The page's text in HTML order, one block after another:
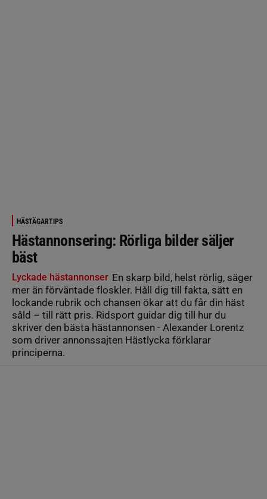
HÄSTÄGARTIPS
Hästannonsering: Rörliga bilder säljer
bäst
Lyckade hästannonser En skarp bild, helst rörlig, säger
mer än förväntade floskler. Håll dig till fakta, sätt en
lockande rubrik och chansen ökar att du får din häst
såld – till rätt pris. Ridsport guidar dig till hur du
skriver den bästa hästannonsen - Alexander Lorentz
som driver annonssajten Hästlycka förklarar
principerna.